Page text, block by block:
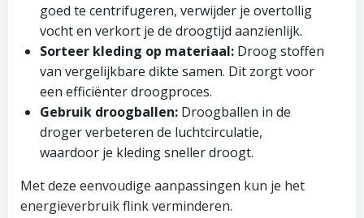
goed te centrifugeren, verwijder je overtollig
vocht en verkort je de droogtijd aanzienlijk.
Sorteer kleding op materiaal: Droog stoffen
van vergelijkbare dikte samen. Dit zorgt voor
een efficiënter droogproces.
Gebruik droogballen: Droogballen in de
droger verbeteren de luchtcirculatie,
waardoor je kleding sneller droogt.
Met deze eenvoudige aanpassingen kun je het
energieverbruik flink verminderen.